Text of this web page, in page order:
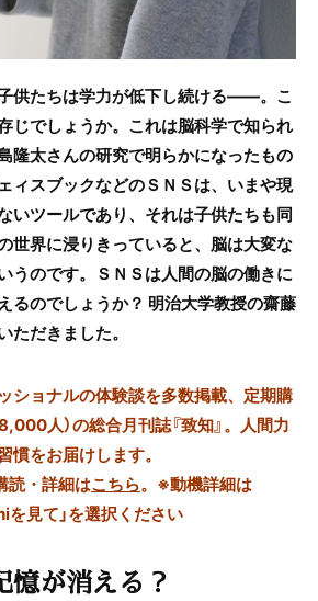
供たちは学力が低下し続ける――。こ
じでしょうか。これは脳科学で知られ
隆太さんの研究で明らかになったもの
ィスブックなどのＳＮＳは、いまや現
いツールであり、それは子供たちも同
世界に浸りきっていると、脳は大変な
うのです。ＳＮＳは人間の脳の働きに
るのでしょうか？ 明治大学教授の齋藤
ただきました。
ショナルの体験談を多数掲載、定期購
人）の総合月刊誌『致知』。人間力
慣をお届けします。
読・詳細はこちら。 ※動機詳細は
見て」を選択ください
憶が消える？